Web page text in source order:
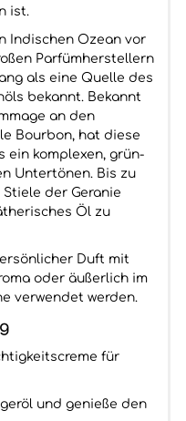
ist.
Indischen Ozean vor
Parfümherstellern
als eine Quelle des
bekannt. Bekannt
an den
Bourbon, hat diese
ein komplexen, grün-
Untertönen. Bis zu
der Geranie
Öl zu
Duft mit
oder äußerlich im
verwendet werden.
für
und genieße den